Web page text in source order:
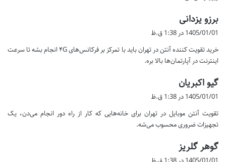
برزو یزدانی
ف
ت
:
1405/01/01 در 1:38 ق.ظ
خرید تقویت کننده آنتن در تهران باید با تمرکز بر فرکانس‌های ۴G انجام بشه تا سرعت
اینترنت در آپارتمان‌ها بالا بره.
گیو اکبریان
ف
ت
:
1405/01/01 در 1:38 ق.ظ
تقویت آنتن موبایل در تهران برای خانه‌هایی که کار از راه دور انجام می‌دن، یک
تجهیزات ضروری محسوب می‌شه.
گوهر گلریز
ف